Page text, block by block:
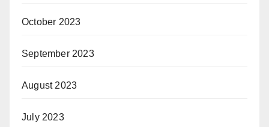
October 2023
September 2023
August 2023
July 2023